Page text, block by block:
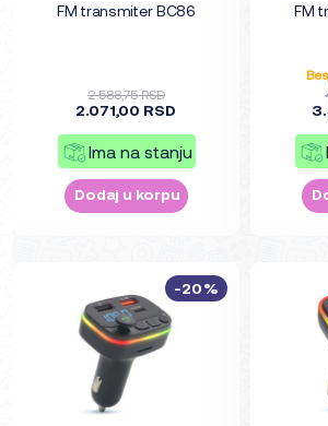
FM transmiter BC86
2.588,75 RSD
2.071,00 RSD
Ima na stanju
Dodaj u korpu
FM
-20%